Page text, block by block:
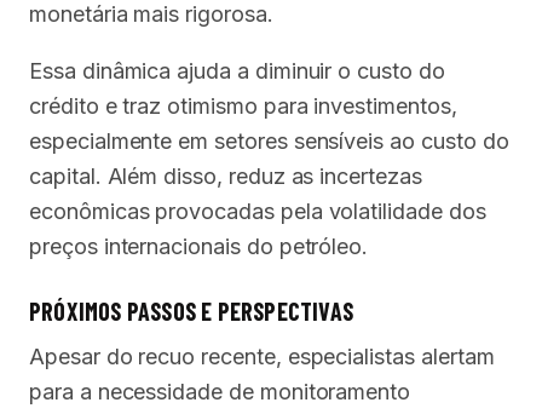
monetária mais rigorosa.
Essa dinâmica ajuda a diminuir o custo do
crédito e traz otimismo para investimentos,
especialmente em setores sensíveis ao custo do
capital. Além disso, reduz as incertezas
econômicas provocadas pela volatilidade dos
preços internacionais do petróleo.
PRÓXIMOS PASSOS E PERSPECTIVAS
Apesar do recuo recente, especialistas alertam
para a necessidade de monitoramento